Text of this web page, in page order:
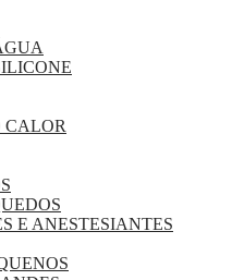
CALOR
E ANESTESIANTES